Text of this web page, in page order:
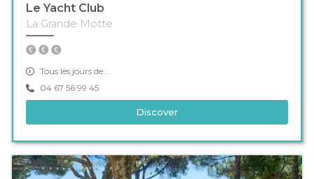
Le Yacht Club
La Grande Motte
Tous les jours de...
04 67 56 99 45
Discover